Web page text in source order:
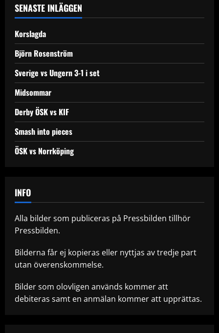
SENASTE INLÄGGEN
Korslagda
Björn Rosenström
Sverige vs Ungern 3-1 i set
Midsommar
Derby ÖSK vs KIF
Smash into pieces
ÖSK vs Norrköping
INFO
Alla bilder som publiceras på Pressbilden tillhör
Pressbilden.
Bilderna får ej kopieras eller nyttjas av tredje part
utan överenskommelse.
Bilder som olovligen används kommer att
debiteras samt en anmälan kommer att upprättas.